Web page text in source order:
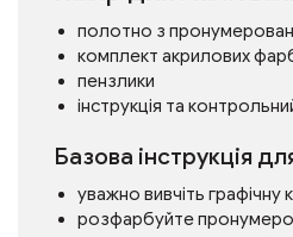
полотно з
комплект акрилових
пензлики
інструкція та
Базова інструкція
уважно вивчіть
розфарбуйте